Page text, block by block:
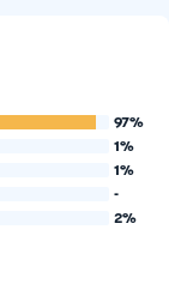
97%
1%
1%
-
2%